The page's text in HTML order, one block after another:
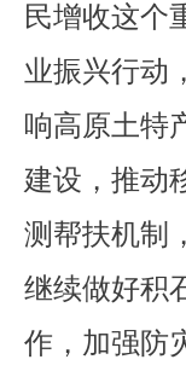
民增收这个
业振兴行动
响高原土特
建设，推动
测帮扶机制
继续做好积
作，加强防